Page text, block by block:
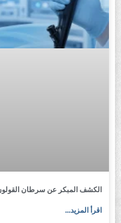
الكشف المبكر عن سرطان
اقرأ المزيد...